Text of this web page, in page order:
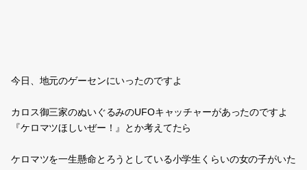
今日、地元のゲーセンにいったのですよ
カロス御三家のぬいぐるみのUFOキャッチャーがあったのですよ
『ケロマツほしいぜー！』とか考えてたら
ケロマツを一生懸命とろうとしている小学生くらいの女の子がいた